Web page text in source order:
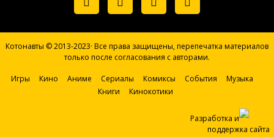
Котонавты © 2013-2023· Все права защищены, перепечатка материалов
только после согласования с авторами.
Игры Кино Аниме Сериалы Комиксы События
Музыка
Книги
Кинокотики
Разработка и
поддержка сайта